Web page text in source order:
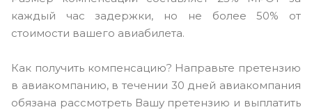
каждый час задержки, но не более 50% от
стоимости вашего авиабилета.
Как получить компенсацию? Направьте претензию
в авиакомпанию, в течении 30 дней авиакомпания
обязана рассмотреть Вашу претензию и выплатить